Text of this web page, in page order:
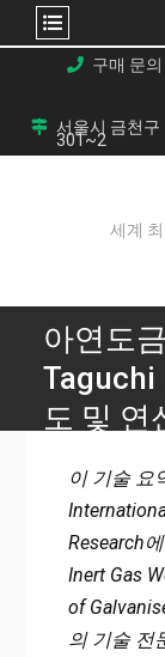
content
구매 문
서울시 금천
301~2
세계
아연도
Taguchi
도 및 연
아연도금강판
이 기술 요
Research
Inert Gas
of
의 기술 전